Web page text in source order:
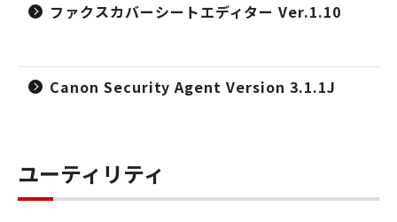
ファクスカバーシートエディター Ver.1.10
Canon Security Agent Version 3.1.1J
ユーティリティ